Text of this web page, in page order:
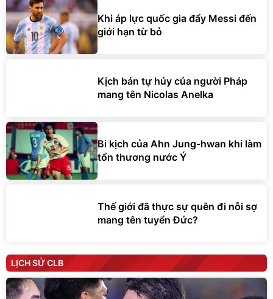
Khi áp lực quốc gia đẩy Messi đến
giới hạn từ bỏ
Kịch bản tự hủy của người Pháp
mang tên Nicolas Anelka
Bi kịch của Ahn Jung-hwan khi làm
tổn thương nước Ý
Thế giới đã thực sự quên đi nỗi sợ
mang tên tuyển Đức?
LỊCH SỬ CLB